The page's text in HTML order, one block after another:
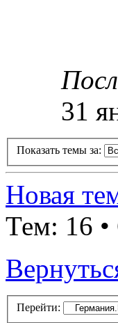
31
Показать темы за:
Новая
Тем: 16 •
Перейти: